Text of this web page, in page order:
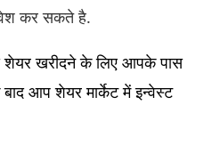
कर सकते है.
शेयर खरीदने के लिए आपके पास
आप शेयर मार्केट में इन्वेस्ट